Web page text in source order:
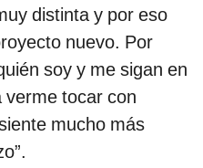
distinta y por eso
nuevo. Por
soy y me sigan en
verme tocar con
mucho más